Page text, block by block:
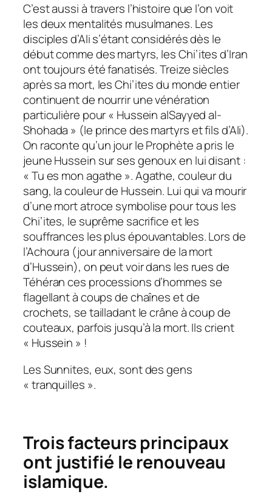
C’est aussi à travers l’histoire que l’on voit
les deux mentalités musulmanes. Les
disciples d’Ali s’étant considérés dès le
début comme des martyrs, les Chi’ites d’Iran
ont toujours été fanatisés. Treize siècles
après sa mort, les Chi’ites du monde entier
continuent de nourrir une vénération
particulière pour « Hussein al­Sayyed al-
Shohada » (le prince des martyrs et fils d’Ali).
On raconte qu’un jour le Prophète a pris le
jeune Hussein sur ses genoux en lui disant :
« Tu es mon agathe ». Agathe, couleur du
sang, la couleur de Hussein. Lui qui va mourir
d’une mort atroce symbolise pour tous les
Chi’ites, le suprême sacrifice et les
souffrances les plus épouvantables. Lors de
l’Achoura (jour anniversaire de la mort
d’Hussein), on peut voir dans les rues de
Téhéran ces processions d’hommes se
flagellant à coups de chaînes et de
crochets, se tailladant le crâne à coup de
couteaux, parfois jusqu’à la mort. Ils crient
« Hussein » !
Les Sunnites, eux, sont des gens
« tranquilles ».
Trois facteurs principaux
ont justifié le renouveau
islamique.